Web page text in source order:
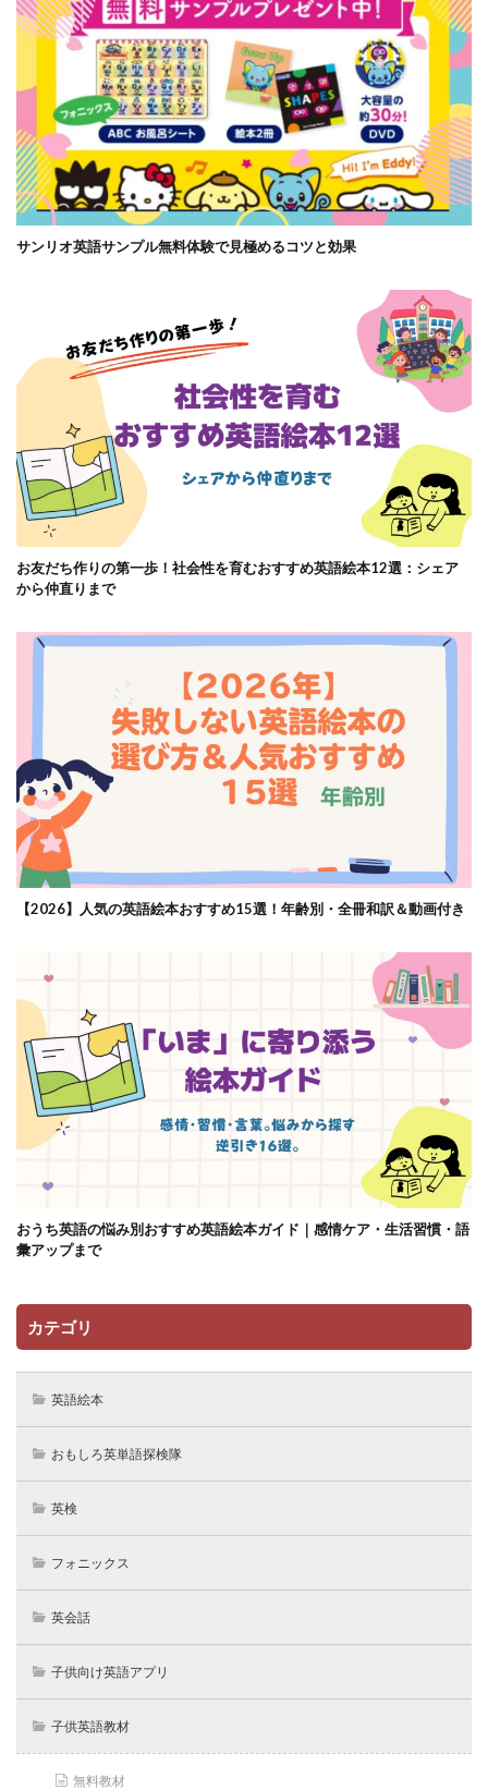
サンリオ英語サンプル無料体験で見極めるコツと効果
お友だち作りの第一歩！社会性を育むおすすめ英語絵本12選：シェア
から仲直りまで
【2026】人気の英語絵本おすすめ15選！年齢別・全冊和訳＆動画付き
おうち英語の悩み別おすすめ英語絵本ガイド｜感情ケア・生活習慣・語
彙アップまで
カテゴリ
英語絵本
おもしろ英単語探検隊
英検
フォニックス
英会話
子供向け英語アプリ
子供英語教材
無料教材